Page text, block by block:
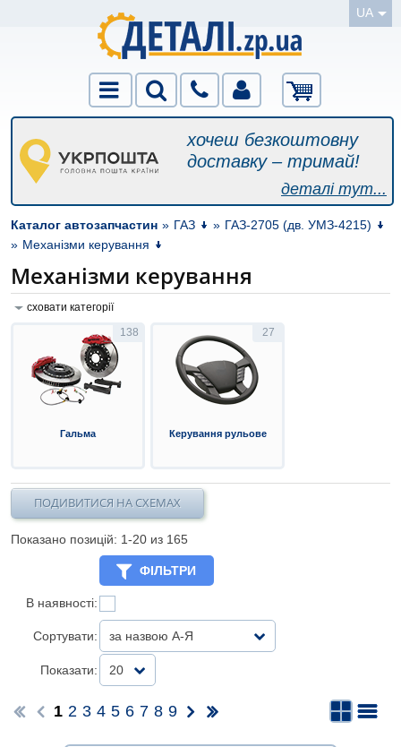
UA
хочеш безкоштовну
доставку – тримай!
деталі тут...
Каталог автозапчастин » ГАЗ » ГАЗ-2705 (дв. УМЗ-4215)
» Механізми керування
Механізми керування
сховати категорії
138
Гальма
27
Керування рульове
ПОДИВИТИСЯ НА СХЕМАХ
Показано позицій: 1-20 из 165
ФІЛЬТРИ
В наявності:
Сортувати: за назвою А-Я
Показати: 20
1 2 3 4 5 6 7 8 9